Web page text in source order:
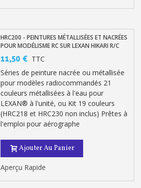
HRC200 - PEINTURES MÉTALLISÉES ET NACRÉES
POUR MODÉLISME RC SUR LEXAN HIKARI R/C
11,50 € TTC
Séries de peinture nacrée ou métallisée
pour modèles radiocommandés 21
couleurs métallisées à l'eau pour
LEXAN® à l'unité, ou Kit 19 couleurs
(HRC218 et HRC230 non inclus) Prêtes à
l'emploi pour aérographe
Ajouter Au Panier
Aperçu Rapide